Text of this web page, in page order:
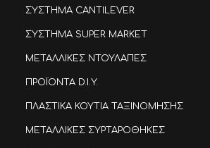
ΣΥΣΤΗΜΑ CANTILEVER
ΣΥΣΤΗΜΑ SUPER MARKET
ΜΕΤΑΛΛΙΚΕΣ ΝΤΟΥΛΑΠΕΣ
ΠΡΟΪΟΝΤΑ D.I.Y.
ΠΛΑΣΤΙΚΑ ΚΟΥΤΙΑ ΤΑΞΙΝΟΜΗΣΗΣ
ΜΕΤΑΛΛΙΚΕΣ ΣΥΡΤΑΡΟΘΗΚΕΣ